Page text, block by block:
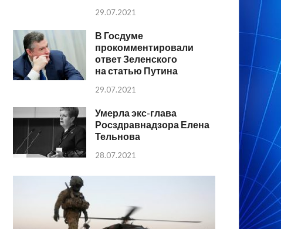
29.07.2021
В Госдуме
прокомментировали
ответ Зеленского
на статью Путина
29.07.2021
Умерла экс-глава
Росздравнадзора Елена
Тельнова
28.07.2021